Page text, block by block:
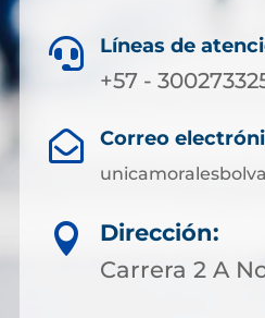
 Líneas de
+57 -
 Correo

Dirección:
Carrera 2 A